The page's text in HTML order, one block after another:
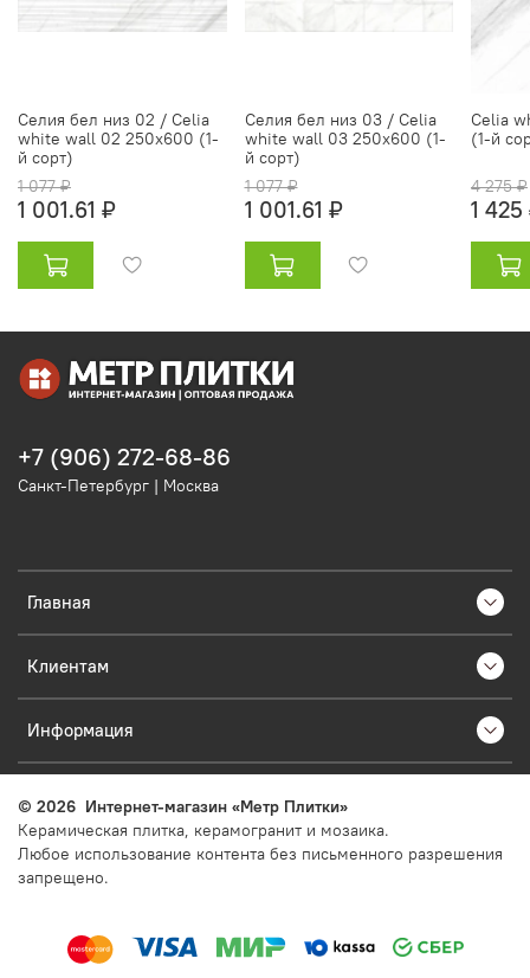
Селия бел низ 02 / Celia
white wall 02 250х600 (1-
й сорт)
1 077 ₽
1 001.61 ₽
Селия бел низ 03 / Celia
white wall 03 250х600 (1-
й сорт)
1 077 ₽
1 001.61 ₽
Celia
(1-й
4 275 ₽
1 425
Главная
Клиентам
Информация
+7 (906) 272-68-86
Санкт-Петербург | Москва
© 2026 Интернет-магазин «Метр Плитки»
Керамическая плитка, керамогранит и мозаика.
Любое использование контента без письменного разрешения
запрещено.